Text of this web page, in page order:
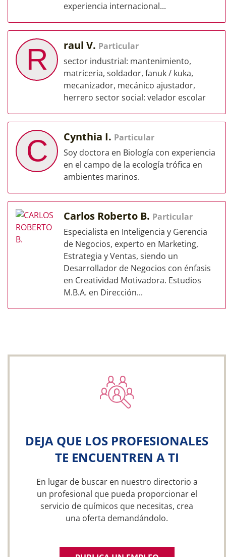
experiencia internacional...
R raul V. Particular
sector industrial: mantenimiento,
matriceria, soldador, fanuk / kuka,
mecanizador, mecánico ajustador,
herrero sector social: velador escolar
C Cynthia I. Particular
Soy doctora en Biología con experiencia
en el campo de la ecología trófica en
ambientes marinos.
Carlos Roberto B. Particular
Especialista en Inteligencia y Gerencia
de Negocios, experto en Marketing,
Estrategia y Ventas, siendo un
Desarrollador de Negocios con énfasis
en Creatividad Motivadora. Estudios
M.B.A. en Dirección...
DEJA QUE LOS PROFESIONALES
TE ENCUENTREN A TI
En lugar de buscar en nuestro directorio a
un profesional que pueda proporcionar el
servicio de químicos que necesitas, crea
una oferta demandándolo.